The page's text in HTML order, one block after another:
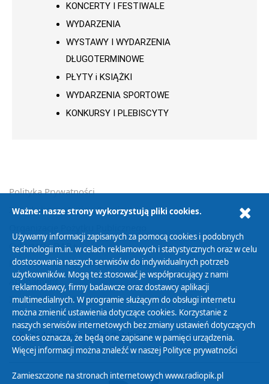
KONCERTY I FESTIWALE
WYDARZENIA
WYSTAWY I WYDARZENIA
DŁUGOTERMINOWE
PŁYTY i KSIĄŻKI
WYDARZENIA SPORTOWE
KONKURSY I PLEBISCYTY
Polityka Prywatności
Zasady korzystania z Serwisu
Cyfryzacja DAB+
Polityka ochrony danych osobowych
Abonament
Zamówienia publiczne
Biuletyn Informacji Publicznej
Ważne: nasze strony wykorzystują pliki cookies.
Używamy informacji zapisanych za pomocą cookies i podobnych
technologii m.in. w celach reklamowych i statystycznych oraz w celu
dostosowania naszych serwisów do indywidualnych potrzeb
użytkowników. Mogą też stosować je współpracujący z nami
reklamodawcy, firmy badawcze oraz dostawcy aplikacji
multimedialnych. W programie służącym do obsługi internetu
można zmienić ustawienia dotyczące cookies. Korzystanie z
naszych serwisów internetowych bez zmiany ustawień dotyczących
cookies oznacza, że będą one zapisane w pamięci urządzenia.
Więcej informacji można znaleźć w naszej Polityce prywatności
Zamieszczone na stronach internetowych www.radiopik.pl